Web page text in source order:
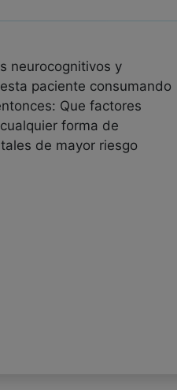
neurocognitivos y
paciente consumando
Que factores
forma de
de mayor riesgo